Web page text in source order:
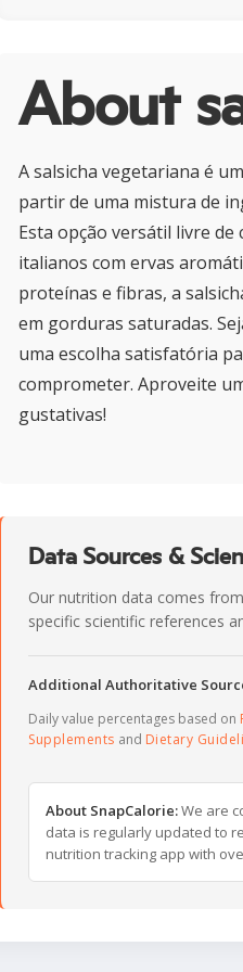
About
A salsicha vegetariana é
partir de uma mistura de
Esta opção versátil livre
italianos com ervas
proteínas e fibras, a
em gorduras saturadas.
uma escolha satisfatória
comprometer. Aproveite
gustativas!
Data Sources &
Our nutrition data comes
specific scientific references
Additional Authoritative
Daily value percentages based on
Supplements and Dietary
About SnapCalorie:We are
data is regularly updated to
nutrition tracking app with